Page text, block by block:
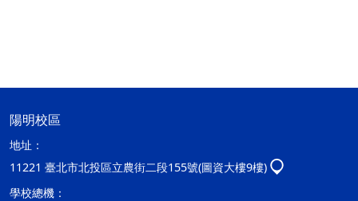
陽明校區
地址：
11221 臺北市北投區立農街二段155號(圖資大樓9樓)
學校總機：